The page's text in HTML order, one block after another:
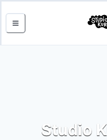
Studio